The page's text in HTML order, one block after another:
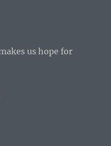
us hope for